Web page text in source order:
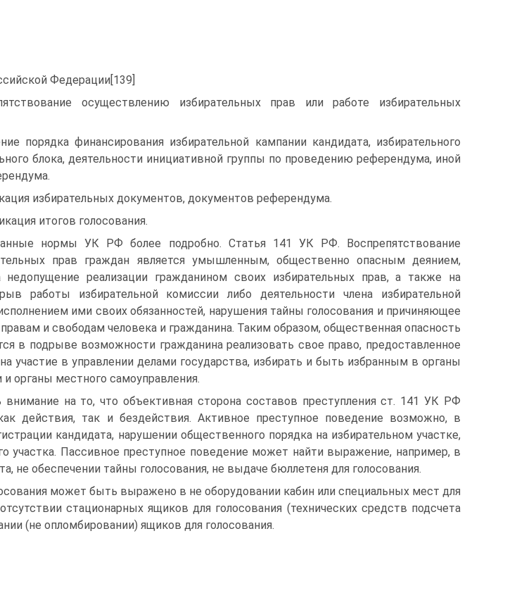
Федерации[139]
осуществлению избирательных прав или работе избирательных
порядка финансирования избирательной кампании кандидата, избирательного
блока, деятельности инициативной группы по проведению референдума, иной
избирательных документов, документов референдума.
итогов голосования.
нормы УК РФ более подробно. Статья 141 УК РФ. Воспрепятствование
прав граждан является умышленным, общественно опасным деянием,
недопущение реализации гражданином своих избирательных прав, а также на
работы избирательной комиссии либо деятельности члена избирательной
ими своих обязанностей, нарушения тайны голосования и причиняющее
и свободам человека и гражданина. Таким образом, общественная опасность
в подрыве возможности гражданина реализовать свое право, предоставленное
участие в управлении делами государства, избирать и быть избранным в органы
и органы местного самоуправления.
внимание на то, что объективная сторона составов преступления ст. 141 УК РФ
действия, так и бездействия. Активное преступное поведение возможно, в
кандидата, нарушении общественного порядка на избирательном участке,
участка. Пассивное преступное поведение может найти выражение, например, в
не обеспечении тайны голосования, не выдаче бюллетеня для голосования.
может быть выражено в не оборудовании кабин или специальных мест для
стационарных ящиков для голосования (технических средств подсчета
(не опломбировании) ящиков для голосования.